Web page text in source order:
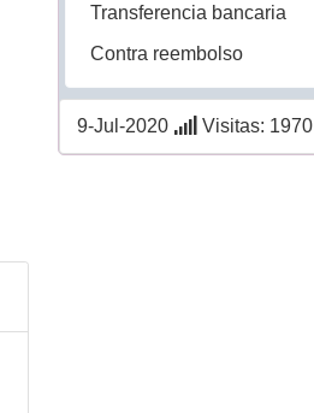
Transferencia bancaria
Contra reembolso
9-Jul-2020 Visitas: 1970